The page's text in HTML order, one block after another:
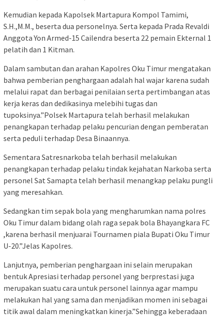
Kemudian kepada Kapolsek Martapura Kompol Tamimi,
S.H.,M.M., beserta dua personelnya. Serta kepada Prada Revaldi
Anggota Yon Armed-15 Cailendra beserta 22 pemain Ekternal 1
pelatih dan 1 Kitman.
Dalam sambutan dan arahan Kapolres Oku Timur mengatakan
bahwa pemberian penghargaan adalah hal wajar karena sudah
melalui rapat dan berbagai penilaian serta pertimbangan atas
kerja keras dan dedikasinya melebihi tugas dan
tupoksinya.”Polsek Martapura telah berhasil melakukan
penangkapan terhadap pelaku pencurian dengan pemberatan
serta peduli terhadap Desa Binaannya.
Sementara Satresnarkoba telah berhasil melakukan
penangkapan terhadap pelaku tindak kejahatan Narkoba serta
personel Sat Samapta telah berhasil menangkap pelaku pungli
yang meresahkan.
Sedangkan tim sepak bola yang mengharumkan nama polres
Oku Timur dalam bidang olah raga sepak bola Bhayangkara FC
,karena berhasil menjuarai Tournamen piala Bupati Oku Timur
U-20.”Jelas Kapolres.
Lanjutnya, pemberian penghargaan ini selain merupakan
bentuk Apresiasi terhadap personel yang berprestasi juga
merupakan suatu cara untuk personel lainnya agar mampu
melakukan hal yang sama dan menjadikan momen ini sebagai
titik awal dalam meningkatkan kinerja.”Sehingga keberadaan